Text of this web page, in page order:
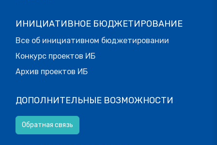
ИНИЦИАТИВНОЕ БЮДЖЕТИРОВАНИЕ
Все об инициативном бюджетировании
Конкурс проектов ИБ
Архив проектов ИБ
ДОПОЛНИТЕЛЬНЫЕ ВОЗМОЖНОСТИ
Обратная связь